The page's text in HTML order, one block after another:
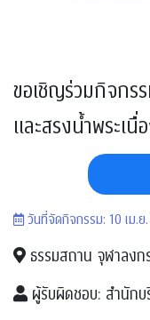
ขอเชิญร่วมกิจก
และสรงน้ำพระเ
วันที่จัดกิจกรรม: 10 เม.
ธรรมสถาน จุฬาลง
ผู้รับผิดชอบ: สำนัก